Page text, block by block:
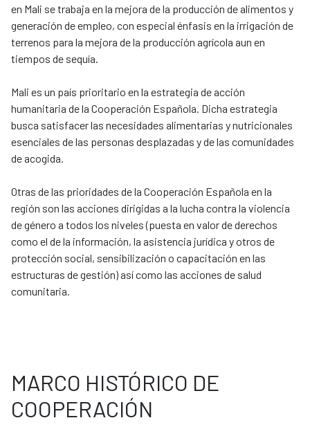
en Mali se trabaja en la mejora de la producción de alimentos y
generación de empleo, con especial énfasis en la irrigación de
terrenos para la mejora de la producción agrícola aun en
tiempos de sequía.
Mali es un país prioritario en la estrategia de acción
humanitaria de la Cooperación Española. Dicha estrategia
busca satisfacer las necesidades alimentarias y nutricionales
esenciales de las personas desplazadas y de las comunidades
de acogida.
​​​​​​​Otras de las prioridades de la Cooperación Española en la
región son las acciones dirigidas a la lucha contra la violencia
de género a todos los niveles (puesta en valor de derechos
como el de la información, la asistencia jurídica y otros de
protección social, sensibilización o capacitación en las
estructuras de gestión) así como las acciones de salud
comunitaria.
MARCO HISTÓRICO DE
COOPERACIÓN